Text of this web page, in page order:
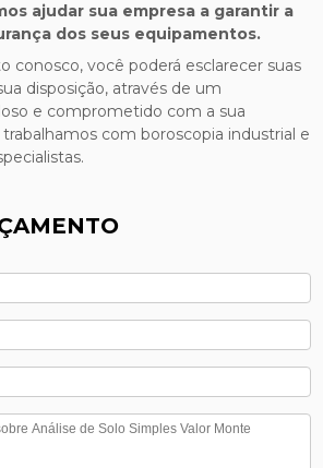
ajudar sua empresa a garantir a
dos seus equipamentos.
conosco, você poderá esclarecer suas
disposição, através de um
e comprometido com a sua
com boroscopia industrial e